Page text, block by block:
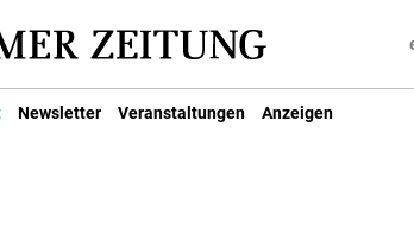
Newsletter Veranstaltungen Anzeigen